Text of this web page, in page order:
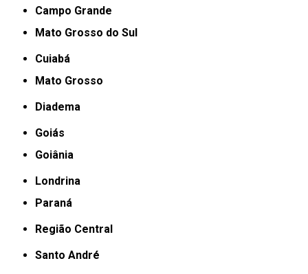
Campo Grande
Mato Grosso do Sul
Cuiabá
Mato Grosso
Diadema
Goiás
Goiânia
Londrina
Paraná
Região Central
Santo André